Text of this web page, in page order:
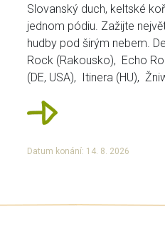
Slovanský duch, keltské
jednom pódiu. Zažijte
hudby pod širým nebem.
Rock (Rakousko), Echo
(DE, USA), Itinera (HU),
Datum konání: 14. 8. 2026